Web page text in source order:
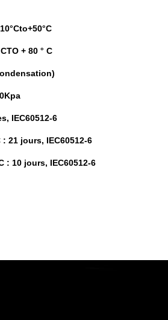
+ 80 ° C
IEC60512-6
21 jours, IEC60512-6
: 10 jours, IEC60512-6